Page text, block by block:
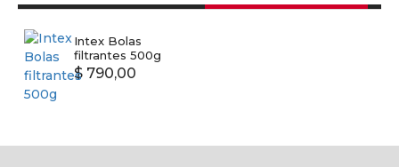
Intex Bolas
filtrantes 500g
$ 790,00